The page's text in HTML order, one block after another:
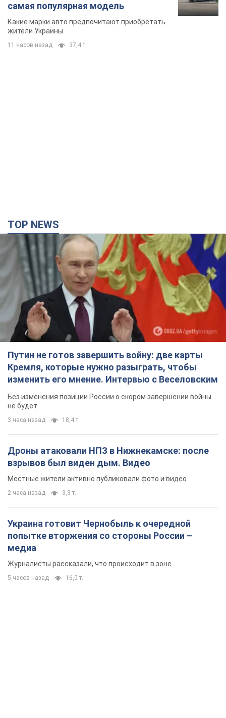
самая популярная модель
Какие марки авто предпочитают приобретать
жители Украины
11 часов назад 37,4 т.
TOP NEWS
Путин не готов завершить войну: две карты
Кремля, которые нужно разыграть, чтобы
изменить его мнение. Интервью с Веселовским
Без изменения позиции России о скором завершении войны
не будет
3 часа назад 18,4 т.
Дроны атаковали НПЗ в Нижнекамске: после
взрывов был виден дым. Видео
Местные жители активно публиковали фото и видео
2 часа назад 3,3 т.
Украина готовит Чернобыль к очередной
попытке вторжения со стороны России –
медиа
Журналисты рассказали, что происходит в зоне
5 часов назад 16,0 т.